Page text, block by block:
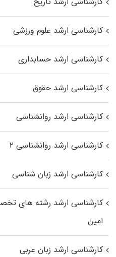
کارشناسی ارشد علوم ورزشی
کارشناسی ارشد حسابداری
کارشناسی ارشد حقوق
کارشناسی ارشد روانشناسی
کارشناسی ارشد روانشناسی ۲
کارشناسی ارشد زبان شناسی
کارشناسی ارشد رﺷﺘﻪ ﻫﺎی
اﻣﻴﻦ
کارشناسی ارشد زبان عربی